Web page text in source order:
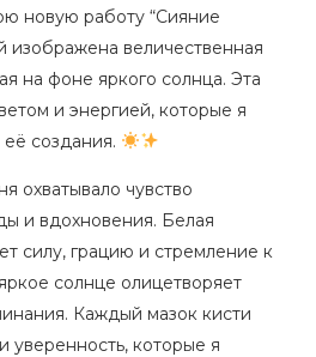
новую работу “Сияние
изображена величественная
на фоне яркого солнца. Эта
и энергией, которые я
создания.
охватывало чувство
и вдохновения. Белая
силу, грацию и стремление к
солнце олицетворяет
Каждый мазок кисти
уверенность, которые я